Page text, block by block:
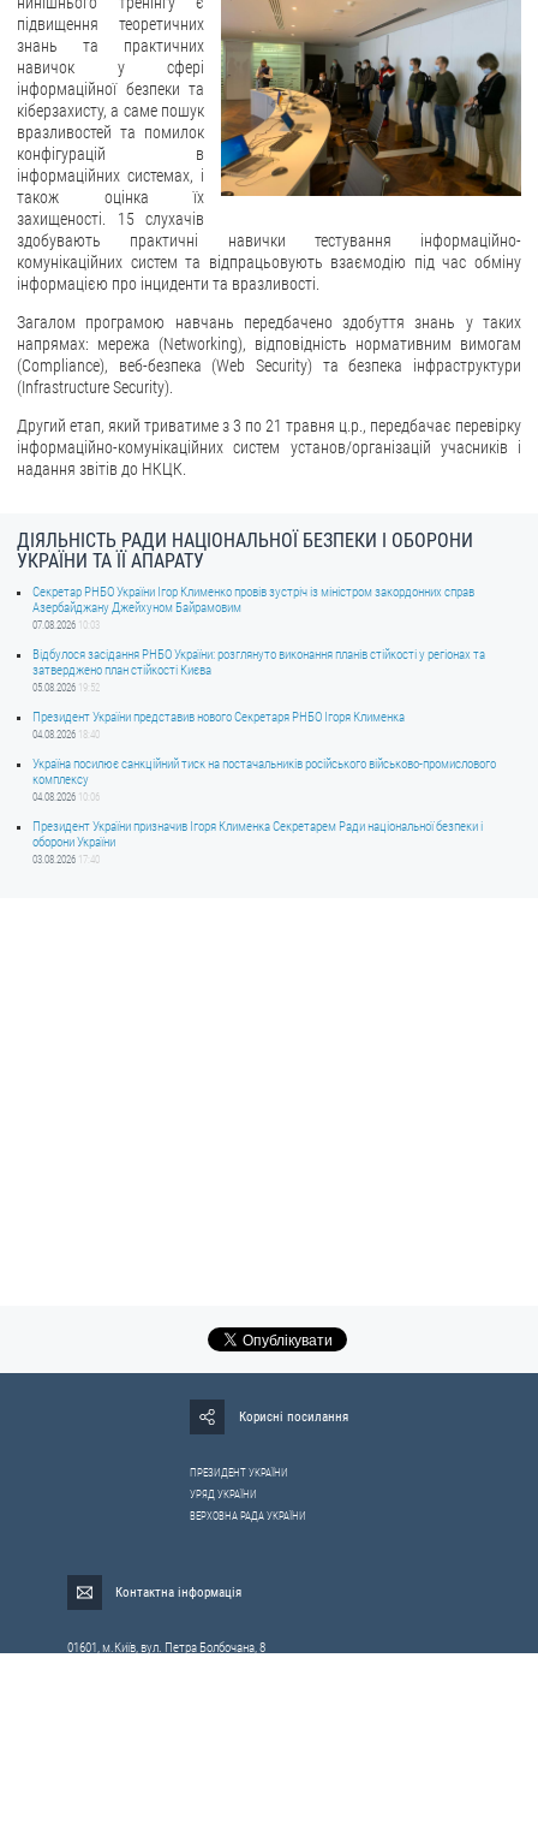
Питання запобігання корупції
Публічні закупівлі
Внутрішній аудит
ДЕРЖАВНИЙ РЕЄСТР САНКЦІЙ
підвищення теоретичних
знань та практичних
навичок у сфері
інформаційної безпеки та
кіберзахисту, а саме пошук
вразливостей та помилок
конфігурацій в
інформаційних системах, і
також оцінка їх
захищеності. 15 слухачів
здобувають практичні навички тестування інформаційно-
комунікаційних систем та відпрацьовують взаємодію під час обміну
інформацією про інциденти та вразливості.
Загалом програмою навчань передбачено здобуття знань у таких
напрямах: мережа (Networking), відповідність нормативним вимогам
(Compliance), веб-безпека (Web Security) та безпека інфраструктури
(Infrastructure Security).
Другий етап, який триватиме з 3 по 21 травня ц.р., передбачає перевірку
інформаційно-комунікаційних систем установ/організацій учасників і
надання звітів до НКЦК.
ДІЯЛЬНІСТЬ РАДИ НАЦІОНАЛЬНОЇ БЕЗПЕКИ І ОБОРОНИ
УКРАЇНИ ТА ЇЇ АПАРАТУ
Секретар РНБО України Ігор Клименко провів зустріч із міністром закордонних справ
Азербайджану Джейхуном Байрамовим
07.08.2026 10:03
Відбулося засідання РНБО України: розглянуто виконання планів стійкості у регіонах та
затверджено план стійкості Києва
05.08.2026 19:52
Президент України представив нового Секретаря РНБО Ігоря Клименка
04.08.2026 18:40
Україна посилює санкційний тиск на постачальників російського військово-промислового
комплексу
04.08.2026 10:06
Президент України призначив Ігоря Клименка Секретарем Ради національної безпеки і
оборони України
03.08.2026 17:40
Корисні посилання
ПРЕЗИДЕНТ УКРАЇНИ
УРЯД УКРАЇНИ
ВЕРХОВНА РАДА УКРАЇНИ
Контактна інформація
01601, м.Київ, вул. Петра Болбочана, 8